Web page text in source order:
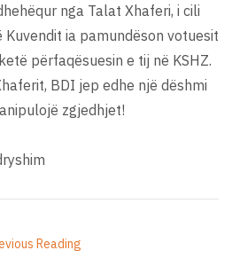
nga Talat Xhaferi, i cili
ia pamundëson votuesit
përfaqësuesin e tij në KSHZ.
BDI jep edhe një dëshmi
zgjedhjet!
Reading